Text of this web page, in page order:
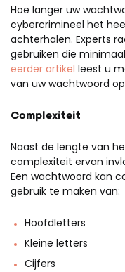
Hoe langer uw
cybercrimineel het
achterhalen. Experts
gebruiken die
eerder artikel leest u
van uw wachtwoord
Complexiteit
Naast de lengte van
complexiteit ervan
Een wachtwoord kan
gebruik te maken van:
Hoofdletters
Kleine letters
Cijfers